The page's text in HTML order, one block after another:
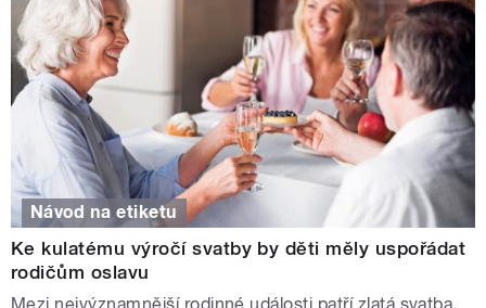
Návod na etiketu
Ke kulatému výročí svatby by děti měly uspořádat
rodičům oslavu